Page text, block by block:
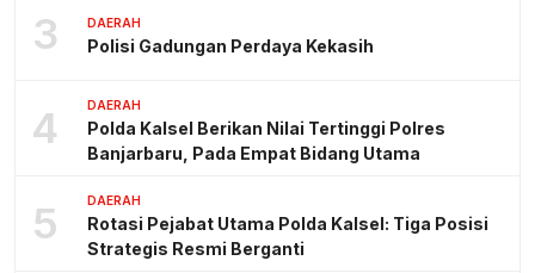
3 DAERAH
Polisi Gadungan Perdaya Kekasih
4 DAERAH
Polda Kalsel Berikan Nilai Tertinggi Polres
Banjarbaru, Pada Empat Bidang Utama
5 DAERAH
Rotasi Pejabat Utama Polda Kalsel: Tiga Posisi
Strategis Resmi Berganti